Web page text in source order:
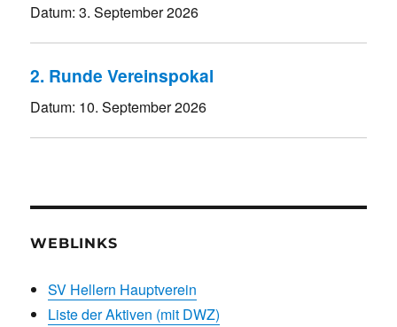
Datum:3. September 2026
2. Runde Vereinspokal
Datum: 10. September 2026
WEBLINKS
SV Hellern Hauptverein
Liste der Aktiven (mit DWZ)